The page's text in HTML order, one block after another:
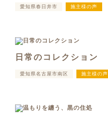
愛知県春日井市 施主様の声
日常のコレクション
愛知県名古屋市南区 施主様の声